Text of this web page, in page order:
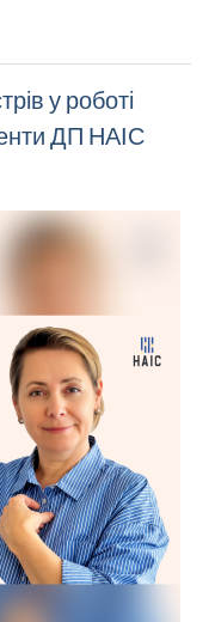
у роботі
ДП НАІС